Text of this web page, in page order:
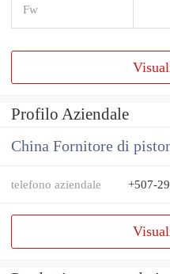
Fw
Profilo Aziendale
China Fornitore di
telefono aziendale +507-